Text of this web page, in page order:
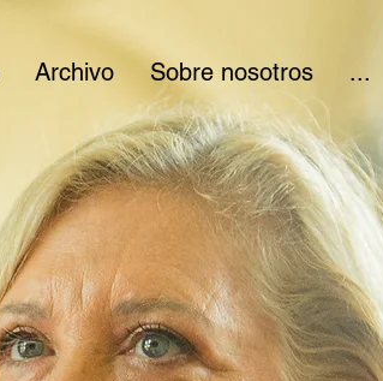
Archivo Sobre nosotros ...